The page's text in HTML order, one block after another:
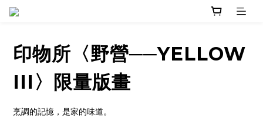
印物所〈野營──YELLOW
III〉限量版畫
烹調的記憶，是家的味道。